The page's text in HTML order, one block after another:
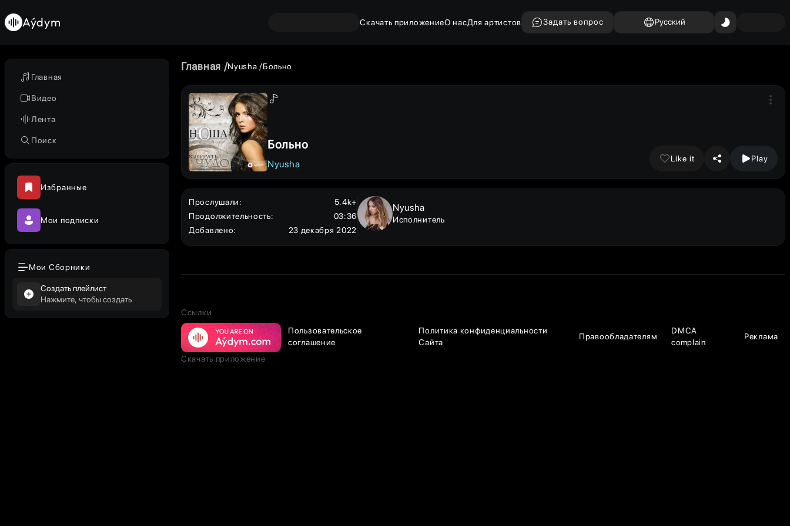
Главная
Видео
Лента
Поиск
Избранные
Мои подписки
Мои Сборники
Создать плейлист
Нажмите, чтобы создать
Aýdym Скачать приложениеО насДля артистов Задать вопрос Русский
Главная Nyusha Больно
Больно
Nyusha
Like it Play
Прослушали:
5.4k+
Продолжительность:
03:36
Добавлено: 23 декабря 2022
Nyusha
Исполнитель
Ссылки
Пользовательское
соглашение
Политика конфиденциальности
Сайта
Правообладателям
DMCA
complain
Реклама
Скачать приложение